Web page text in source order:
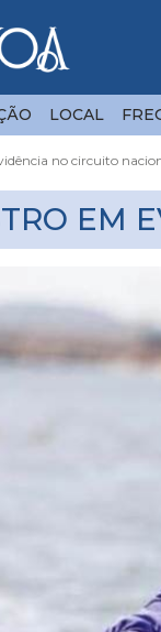
LOCAL
no circuito
EM